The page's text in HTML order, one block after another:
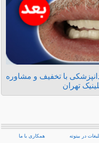
با تخفیف و مشاوره
تهران
در بیتوته همکاری با ما